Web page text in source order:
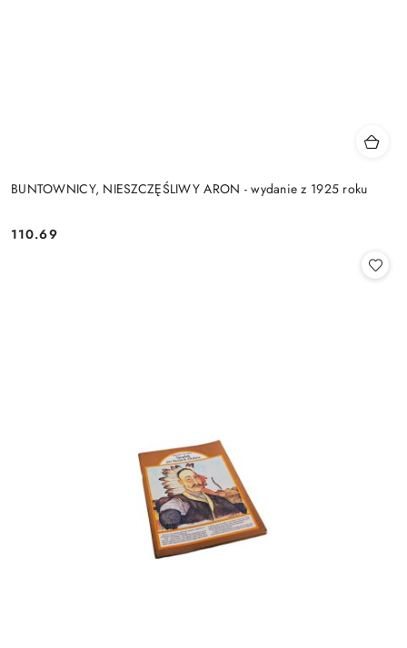
BUNTOWNICY, NIESZCZĘŚLIWY ARON - wydanie z 1925 roku
Cena:
110.69